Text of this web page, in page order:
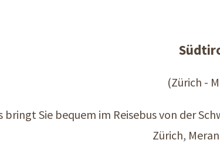
(Zürich -
bringt Sie bequem im Reisebus von der
Zürich,